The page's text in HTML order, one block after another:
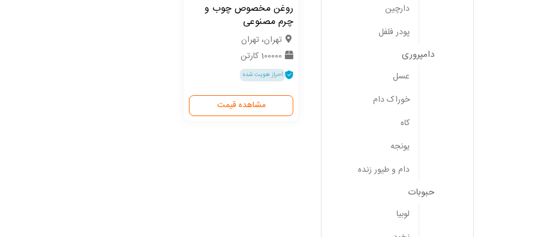
روغن مخصوص چوب و
چرم مصنوعی
تهران، تهران
100000 کارتن
احراز هویت شده
مشاهده قیمت
دارچین
پودر فلفل
دامپروری
عسل
خوراک دام
کاه
یونجه
دام و طیور زنده
حبوبات
لوبیا